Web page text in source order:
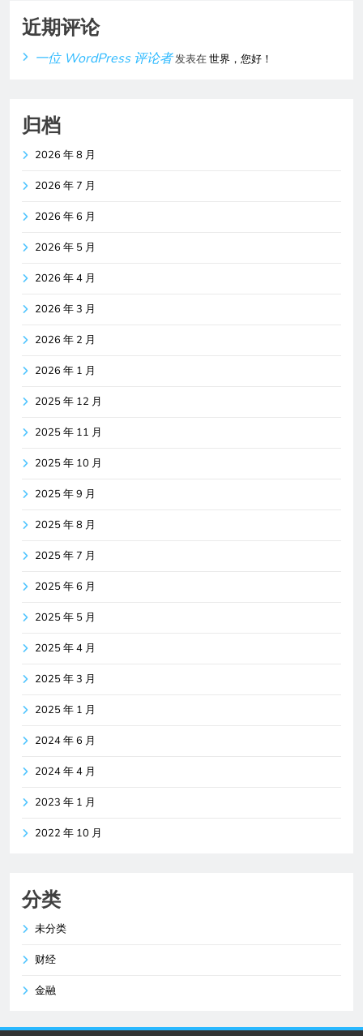
近期评论
一位 WordPress 评论者发表在世界，您好！
归档
2026 年 8 月
2026 年 7 月
2026 年 6 月
2026 年 5 月
2026 年 4 月
2026 年 3 月
2026 年 2 月
2026 年 1 月
2025 年 12 月
2025 年 11 月
2025 年 10 月
2025 年 9 月
2025 年 8 月
2025 年 7 月
2025 年 6 月
2025 年 5 月
2025 年 4 月
2025 年 3 月
2025 年 1 月
2024 年 6 月
2024 年 4 月
2023 年 1 月
2022 年 10 月
分类
未分类
财经
金融